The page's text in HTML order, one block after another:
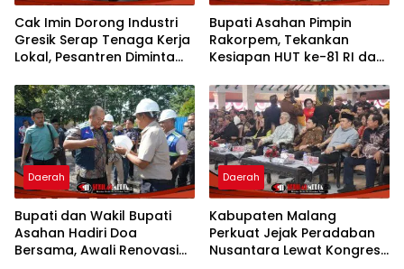
Cak Imin Dorong Industri
Gresik Serap Tenaga Kerja
Lokal, Pesantren Diminta
Bupati Asahan Pimpin
Rakorpem, Tekankan
Kesiapan HUT ke-81 RI dan
Prioritas 2027
Daerah
Bupati dan Wakil Bupati
Asahan Hadiri Doa
Bersama, Awali Renovasi
Daerah
Kabupaten Malang
Perkuat Jejak Peradaban
Nusantara Lewat Kongres